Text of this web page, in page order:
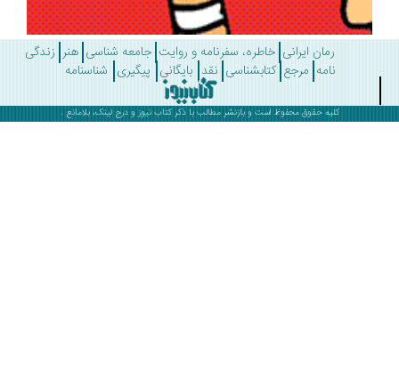
رمان ایرانی خاطره، سفرنامه و روایت جامعه شناسی هنر زندگی
مرجع کتابشناسی نقد بایگانی پیگیری شناسنامه
کلیه حقوق محفوظ است و بازنشر مطالب با ذکرکتاب نیوز و درج لینک، بلامانع .